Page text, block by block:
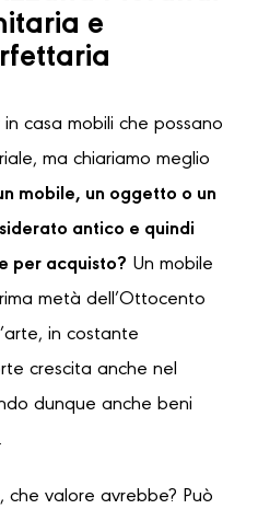
e
casa mobili che possano
ma chiariamo meglio
mobile, un oggetto o un
antico e quindi
per acquisto? Un mobile
metà dell’Ottocento
in costante
crescita anche nel
dunque anche beni
che valore avrebbe? Può